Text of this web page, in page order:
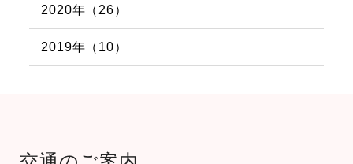
2020年（26）
2019年（10）